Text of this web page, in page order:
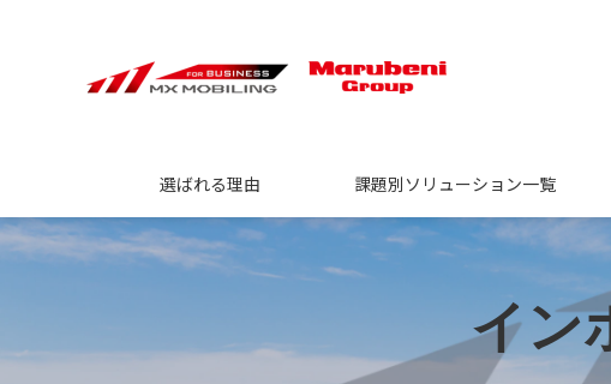
選ばれる理由 課題別ソリューション一覧
イン